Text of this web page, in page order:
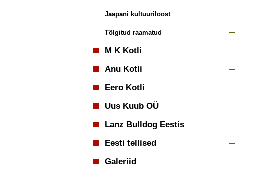
Jaapani kultuuriloost
Tõlgitud raamatud
M K Kotli
Anu Kotli
Eero Kotli
Uus Kuub OÜ
Lanz Bulldog Eestis
Eesti tellised
Galeriid